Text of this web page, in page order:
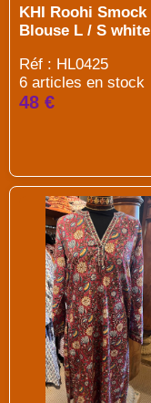
KHI Roohi Smock
Blouse L / S white
Réf : HL0425
6 articles en stock
48 €